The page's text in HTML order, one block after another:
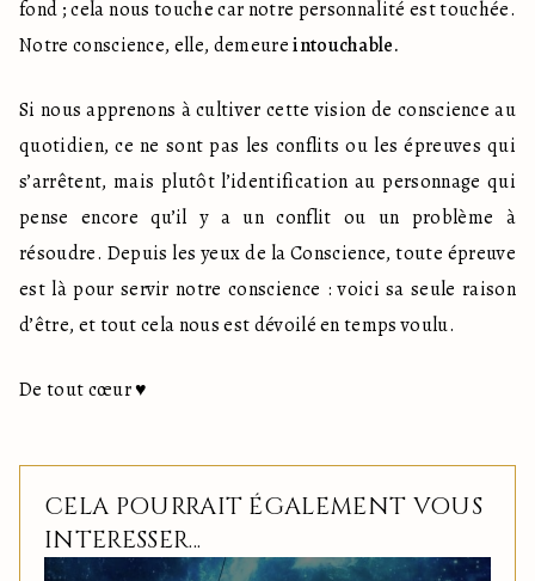
fond ; cela nous touche car notre personnalité est touchée.
Notre conscience, elle, demeure intouchable.
Si nous apprenons à cultiver cette vision de conscience au
quotidien, ce ne sont pas les conflits ou les épreuves qui
s’arrêtent, mais plutôt l’identification au personnage qui
pense encore qu’il y a un conflit ou un problème à
résoudre. Depuis les yeux de la Conscience, toute épreuve
est là pour servir notre conscience : voici sa seule raison
d’être, et tout cela nous est dévoilé en temps voulu.
De tout cœur ♥️
CELA POURRAIT ÉGALEMENT VOUS
INTERESSER...